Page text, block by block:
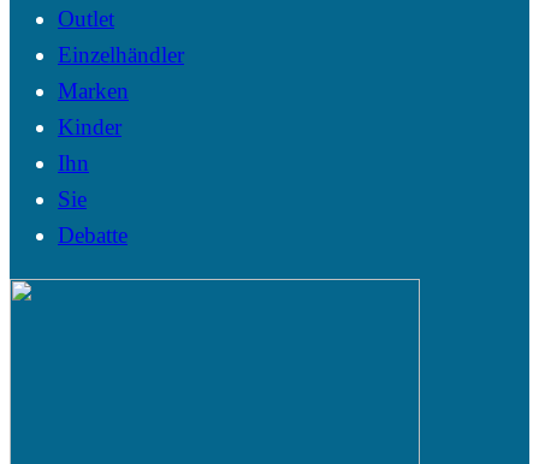
Outlet
Einzelhändler
Marken
Kinder
Ihn
Sie
Debatte